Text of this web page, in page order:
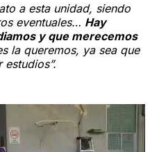
a esta unidad, siendo
eventuales… Hay
y que merecemos
la queremos, ya sea que
estudios”.